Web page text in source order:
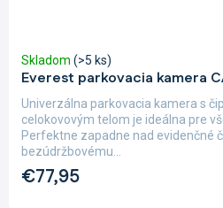
Everest parkovacia kamera
Skladom (>5 ks)
€77,95
Univerzálna parkovacia kamera s
celokovovým telom je ideálna pre
Perfektne zapadne nad evidenčné
bezúdržbovému...